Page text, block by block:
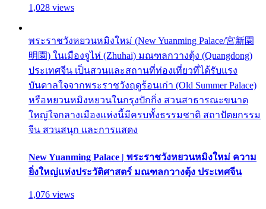
1,028 views
พระราชวังหยวนหมิงใหม่ (New Yuanming Palace/宮新園
明園) ในเมืองจูไห่ (Zhuhai) มณฑลกวางตุ้ง (Quangdong)
ประเทศจีน เป็นสวนและสถานที่ท่องเที่ยวที่ได้รับแรง
บันดาลใจจากพระราชวังฤดูร้อนเก่า (Old Summer Palace)
หรือหยวนหมิงหยวนในกรุงปักกิ่ง สวนสาธารณะขนาด
ใหญ่ใจกลางเมืองแห่งนี้มีครบทั้งธรรมชาติ สถาปัตยกรรม
จีน สวนสนุก และการแสดง
New Yuanming Palace | พระราชวังหยวนหมิงใหม่ ความ
ยิ่งใหญ่แห่งประวัติศาสตร์ มณฑลกวางตุ้ง ประเทศจีน
1,076 views